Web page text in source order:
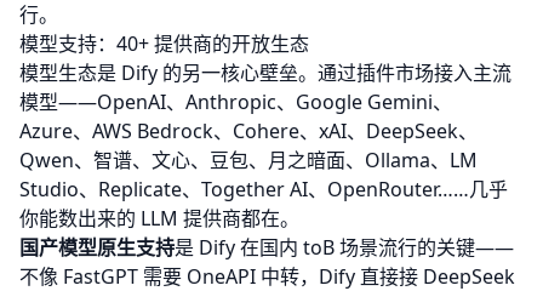
行。
模型支持：40+ 提供商的开放生态
模型生态是 Dify 的另一核心壁垒。通过插件市场接入主流
模型——OpenAI、Anthropic、Google Gemini、
Azure、AWS Bedrock、Cohere、xAI、DeepSeek、
Qwen、智谱、文心、豆包、月之暗面、Ollama、LM
Studio、Replicate、Together AI、OpenRouter……几乎
你能数出来的 LLM 提供商都在。
国产模型原生支持是 Dify 在国内 toB 场景流行的关键——
不像 FastGPT 需要 OneAPI 中转，Dify 直接接 DeepSeek